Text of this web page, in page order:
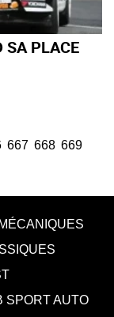
SA PLACE
667 668 669
SPORT AUTO